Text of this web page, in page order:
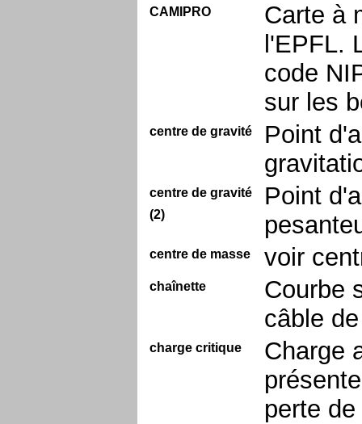
CAMIPRO
Carte à
l'EPFL.
code
sur les
centre de gravité
Point
centre de gravité
(2)
Point
centre de masse voir
chaînette
Courbe
câble
charge critique
Charge
perte